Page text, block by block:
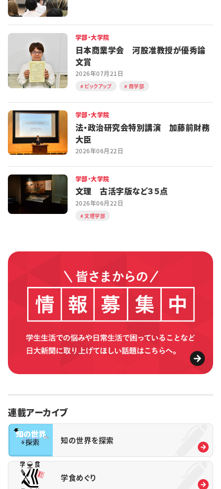
学部・大学院
日本商業学会 河股准教授が優秀論
文賞
2026年07月21日
ピックアップ 商学部
学部・大学院
法・政治研究会特別講演 加藤前財務
大臣
2026年06月22日
学部・大学院
文理 古活字版など３５点
2026年06月22日
文理学部
連載アーカイブ
知の世界を探索
学食めぐり